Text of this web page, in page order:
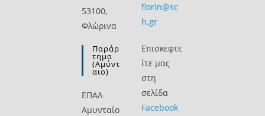
53100,
Φλώρινα
Παράρ
Τημα
(Αμύντ
Αιο)
ΕΠΑΛ
Αμυνταίο
florin@sc
h.gr
Επισκεφτε
ίτε μας
στη
σελίδα
Facebook